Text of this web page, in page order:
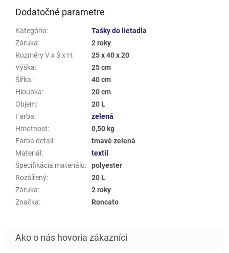
Dodatočné parametre
Kategória:
Tašky do lietadla
Záruka:
2 roky
Rozměry V x Š x H:
25 x 40 x 20
Výška:
25 cm
Šířka:
40 cm
Hloubka:
20 cm
Objem:
20 L
Farba:
zelená
Hmotnost:
0,50 kg
Farba detail :
tmavě zelená
Materiál :
textil
Špecifikácia materiálu:
polyester
Rozšířený:
20 L
Záruka:
2 roky
Značka: Roncato